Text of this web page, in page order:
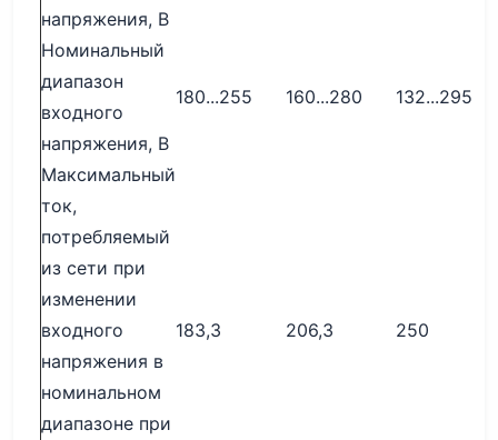
напряжения, В
Номинальный
диапазон
входного
напряжения, В
180...255 160...280 132...295
Максимальный
ток,
потребляемый
из сети при
изменении
входного
напряжения в
номинальном
диапазоне при
183,3 206,3 250